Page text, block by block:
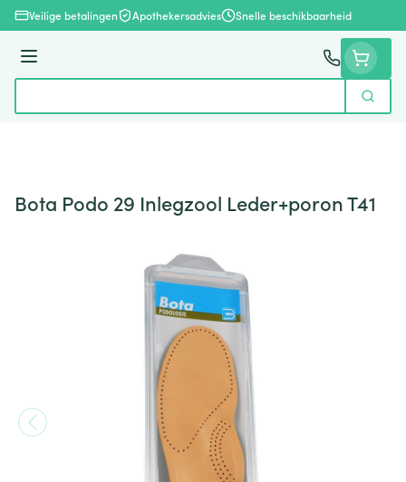
Ga naar de inhoud
Veilige betalingen Apothekersadvies Snelle beschikbaarheid
Menu
Zoek
Bota Podo 29 Inlegzool Leder+poron T41